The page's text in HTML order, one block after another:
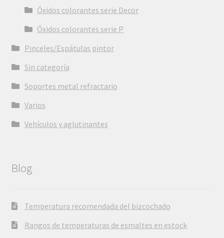
Óxidos colorantes serie Decor
Óxidos colorantes serie P
Pinceles/Espátulas pintor
Sin categoría
Soportes metal refractario
Varios
Vehículos y aglutinantes
Blog
Temperatura recomendada del bizcochado
Rangos de temperaturas de esmaltes en estock